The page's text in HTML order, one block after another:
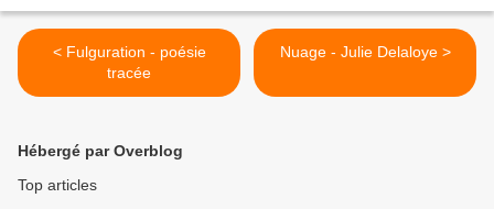
< Fulguration - poésie
tracée
Nuage - Julie Delaloye >
Hébergé par Overblog
Top articles